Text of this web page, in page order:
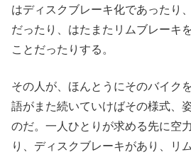
はディスクブレーキ化であったり
だったり、はたまたリムブレーキ
ことだったりする。
その人が、ほんとうにそのバイク
語がまた続いていけばその様式、
のだ。一人ひとりが求める先に空
り、ディスクブレーキがあり、リ